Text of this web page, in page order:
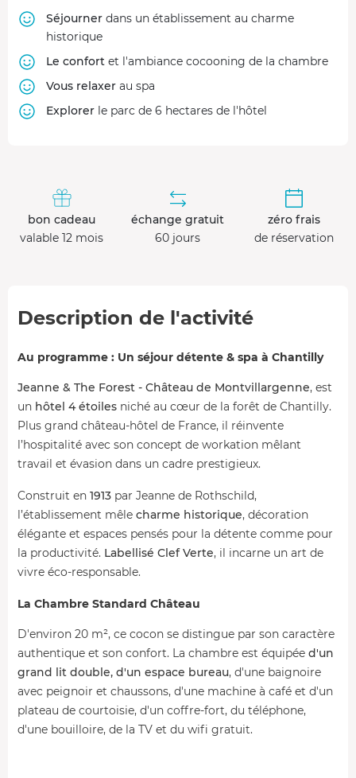
Séjourner dans un établissement au charme
historique
Le confort et l'ambiance cocooning de la chambre
Vous relaxer au spa
Explorer le parc de 6 hectares de l'hôtel
bon cadeau
valable 12 mois
échange gratuit
60 jours
zéro frais
de réservation
Description de l'activité
Au programme : Un séjour détente & spa à Chantilly
Jeanne & The Forest - Château de Montvillargenne, est
un hôtel 4 étoiles niché au cœur de la forêt de Chantilly.
Plus grand château-hôtel de France, il réinvente
l’hospitalité avec son concept de workation mêlant
travail et évasion dans un cadre prestigieux.
Construit en 1913 par Jeanne de Rothschild,
l’établissement mêle charme historique, décoration
élégante et espaces pensés pour la détente comme pour
la productivité. Labellisé Clef Verte, il incarne un art de
vivre éco-responsable.
La Chambre Standard Château
D'environ 20 m², ce cocon se distingue par son caractère
authentique et son confort. La chambre est équipée d'un
grand lit double, d'un espace bureau, d'une baignoire
avec peignoir et chaussons, d'une machine à café et d'un
plateau de courtoisie, d'un coffre-fort, du téléphone,
d'une bouilloire, de la TV et du wifi gratuit.